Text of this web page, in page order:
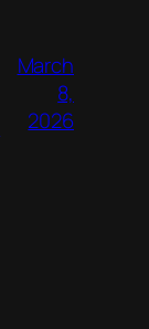
March
8,
2026